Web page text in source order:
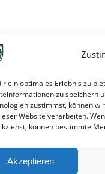
ein optimales Erlebnis zu
zu speichern
zustimmst, können
Website verarbeiten.
können bestimmte
Akzeptieren